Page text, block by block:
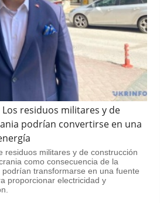
residuos militares y de
podrían convertirse en una
residuos militares y de construcción
como consecuencia de la
transformarse en una fuente
proporcionar electricidad y